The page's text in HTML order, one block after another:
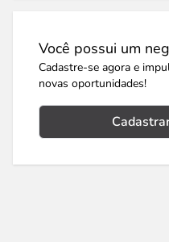
Você possui um
Cadastre-se agora e
novas oportunidades!